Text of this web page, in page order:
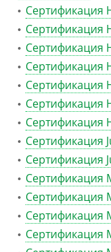
Сертификация
Сертификация
Сертификация
Сертификация
Сертификация
Сертификация
Сертификация
Сертификация
Сертификация
Сертификация
Сертификация
Сертификация
Сертификация